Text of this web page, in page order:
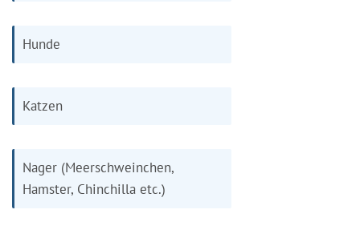
Hunde
Katzen
Nager (Meerschweinchen,
Hamster, Chinchilla etc.)